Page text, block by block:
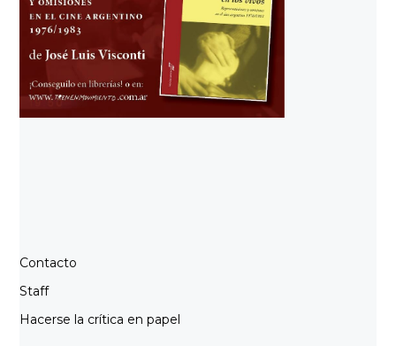
Contacto
Staff
Hacerse la crítica en papel